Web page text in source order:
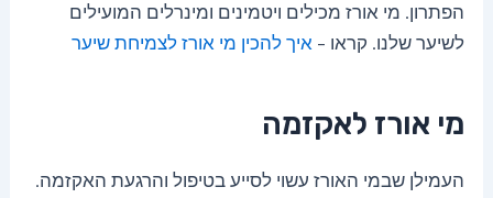
הפתרון. מי אורז מכילים ויטמינים ומינרלים המועילים
לשיער שלנו. קראו –איך להכין מי אורז לצמיחת שיער
מי אורז לאקזמה
העמילן שבמי האורז עשוי לסייע בטיפול והרגעת האקזמה.